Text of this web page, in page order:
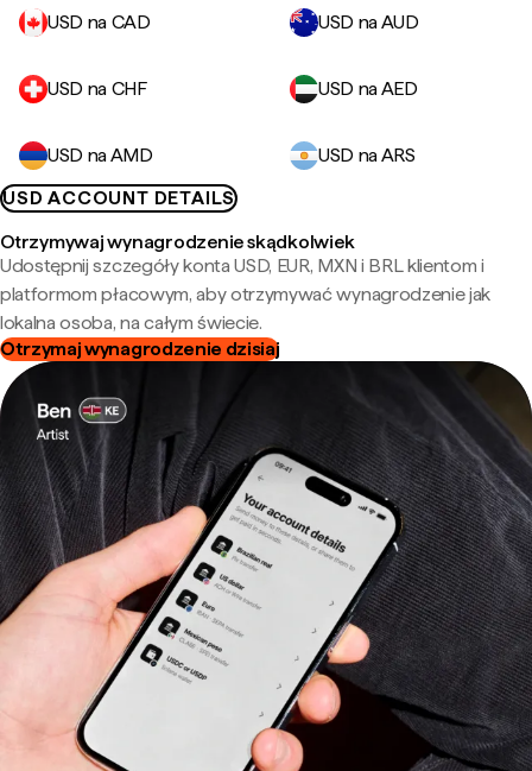
USD na CAD USD na AUD
USD na CHF USD na AED
USD na AMD
USD na ARS
USD ACCOUNT DETAILS
Otrzymywaj wynagrodzenie skądkolwiek
Udostępnij szczegóły konta USD, EUR, MXN i BRL klientom i
platformom płacowym, aby otrzymywać wynagrodzenie jak
lokalna osoba, na całym świecie.
Otrzymaj wynagrodzenie dzisiaj